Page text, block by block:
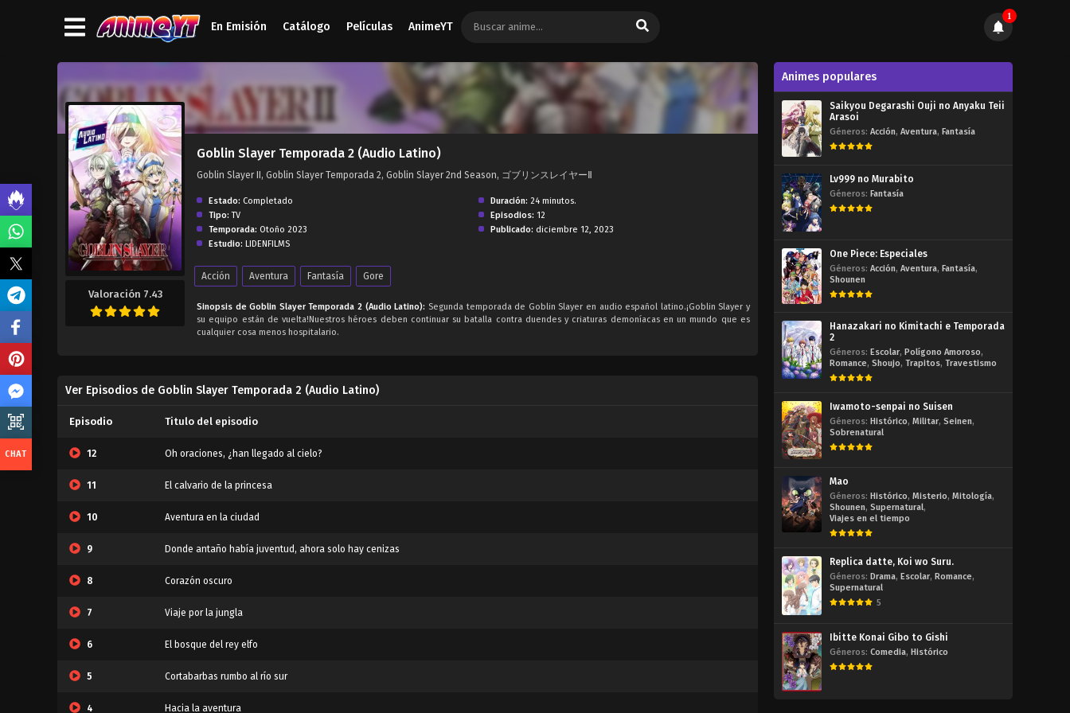
En Emisión Catálogo Películas AnimeYT
1
Valoración 7.43
Goblin Slayer Temporada 2 (Audio Latino)
Goblin Slayer II, Goblin Slayer Temporada 2, Goblin Slayer 2nd Season, ゴブリンスレイヤーⅡ
Estado: Completado
Tipo: TV
Temporada: Otoño 2023
Estudio: LIDENFILMS
Duración: 24 minutos.
Episodios: 12
Publicado: diciembre 12, 2023
Acción Aventura Fantasía Gore
Sinopsis de Goblin Slayer Temporada 2 (Audio Latino): Segunda temporada de Goblin Slayer en audio español latino.¡Goblin Slayer y
su equipo están de vuelta!Nuestros héroes deben continuar su batalla contra duendes y criaturas demoníacas en un mundo que es
cualquier cosa menos hospitalario.
Ver Episodios de Goblin Slayer Temporada 2 (Audio Latino)
Episodio Titulo del episodio
12 Oh oraciones, ¿han llegado al cielo?
11 El calvario de la princesa
10 Aventura en la ciudad
9 Donde antaño había juventud, ahora solo hay cenizas
8 Corazón oscuro
7 Viaje por la jungla
6 El bosque del rey elfo
5 Cortabarbas rumbo al río sur
4 Hacia la aventura
Animes populares
Saikyou Degarashi Ouji no Anyaku Teii
Arasoi
Géneros: Acción, Aventura, Fantasía
Lv999 no Murabito
Géneros: Fantasía
One Piece: Especiales
Géneros: Acción, Aventura, Fantasía,
Shounen
Hanazakari no Kimitachi e Temporada
2
Géneros: Escolar, Polígono Amoroso,
Romance, Shoujo, Trapitos, Travestismo
Iwamoto-senpai no Suisen
Géneros: Histórico, Militar, Seinen,
Sobrenatural
Mao
Géneros: Histórico, Misterio, Mitología,
Shounen, Supernatural,
Viajes en el tiempo
Replica datte, Koi wo Suru.
Géneros: Drama, Escolar, Romance,
Supernatural
5
Ibitte Konai Gibo to Gishi
Géneros: Comedia, Histórico